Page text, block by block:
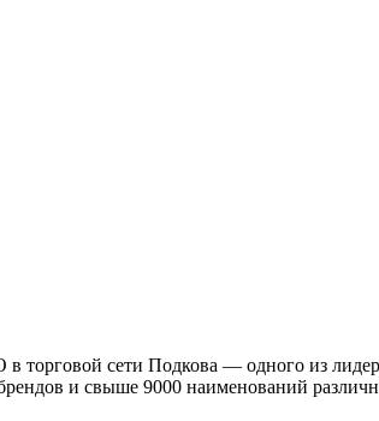
торговой сети Подкова — одного из
и свыше 9000 наименований